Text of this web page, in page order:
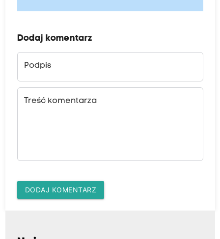
Dodaj komentarz
Podpis
Treść komentarza
DODAJ KOMENTARZ